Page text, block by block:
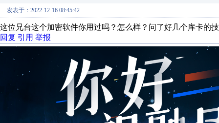
发表于：2022-12-16 08:45:42
这位兄台这个加密软件你用过吗？怎么样？问了好几个库卡的
回复 引用 举报